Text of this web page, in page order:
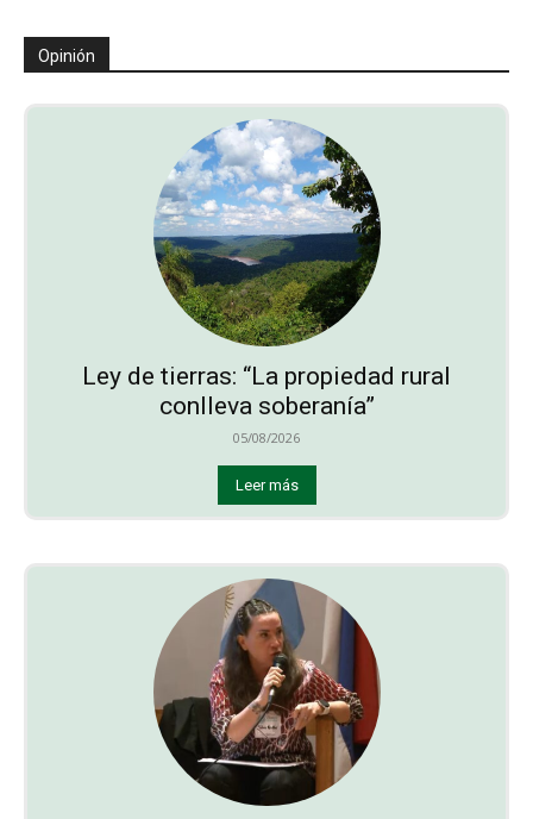
Opinión
Ley de tierras: “La propiedad rural
conlleva soberanía”
05/08/2026
Leer más